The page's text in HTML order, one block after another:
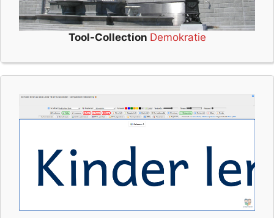
Tool-Collection Demokratie